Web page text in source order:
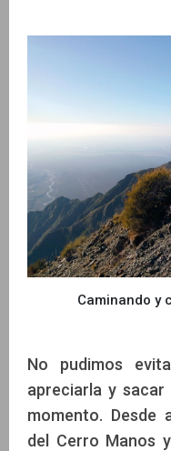
Caminando y
No pudimos
apreciarla y
momento. Desde
del Cerro Manos